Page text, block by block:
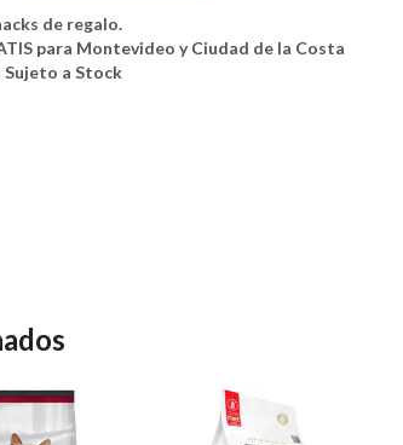
de regalo.
para Montevideo y Ciudad de la Costa
a Stock